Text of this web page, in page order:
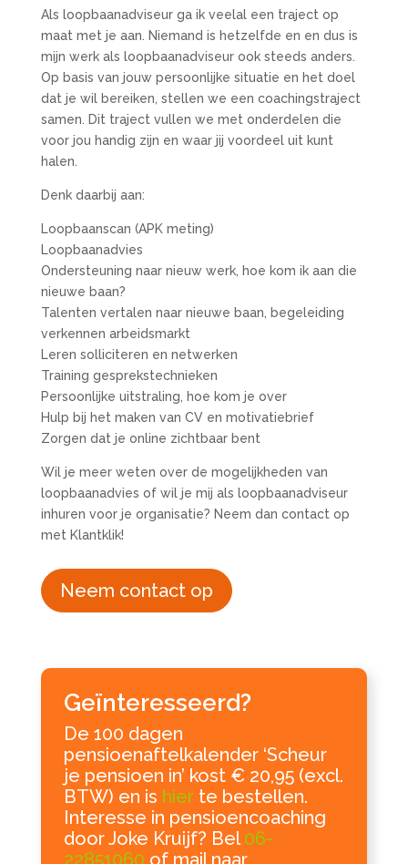
Als loopbaanadviseur ga ik veelal een traject op
maat met je aan. Niemand is hetzelfde en en dus is
mijn werk als loopbaanadviseur ook steeds anders.
Op basis van jouw persoonlijke situatie en het doel
dat je wil bereiken, stellen we een coachingstraject
samen. Dit traject vullen we met onderdelen die
voor jou handig zijn en waar jij voordeel uit kunt
halen.
Denk daarbij aan:
Loopbaanscan (APK meting)
Loopbaanadvies
Ondersteuning naar nieuw werk, hoe kom ik aan die
nieuwe baan?
Talenten vertalen naar nieuwe baan, begeleiding
verkennen arbeidsmarkt
Leren solliciteren en netwerken
Training gesprekstechnieken
Persoonlijke uitstraling, hoe kom je over
Hulp bij het maken van CV en motivatiebrief
Zorgen dat je online zichtbaar bent
Wil je meer weten over de mogelijkheden van
loopbaanadvies of wil je mij als loopbaanadviseur
inhuren voor je organisatie? Neem dan contact op
met Klantklik!
Neem contact op
Geïnteresseerd?
De 100 dagen
pensioenaftelkalender ‘Scheur
je pensioen in’ kost € 20,95 (excl.
BTW) en is hierte bestellen.
Interesse in pensioencoaching
door Joke Kruijf? Bel06-